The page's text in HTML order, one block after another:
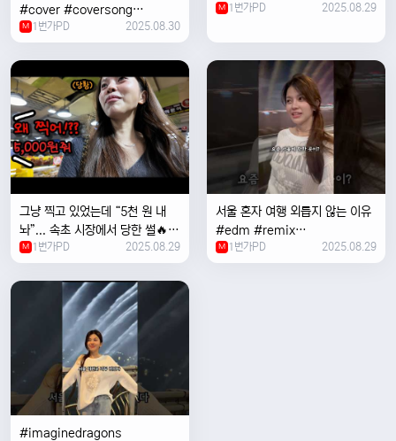
#cover #coversong
#singer #서울 #노을 #한국 #
한강
M 1번가PD 2025.08.30
M 1번가PD 2025.08.29
그냥 찍고 있었는데 “5천 원 내
놔”... 속초 시장에서 당한 썰🔥
M 1번가PD 2025.08.29
서울 혼자 여행 외릅지 않는 이유
#edm #remix
#electronicmusic #singer
#newmusic #music #여행
M 1번가PD 2025.08.29
#imaginedragons